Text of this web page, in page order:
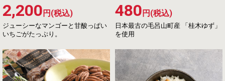
ジューシーなマンゴーと甘酸っぱい
いちごがたっぷり。
2,200 円(税込)
日本最古の毛呂山町産 「桂木ゆず」
を使用
480 円(税込)